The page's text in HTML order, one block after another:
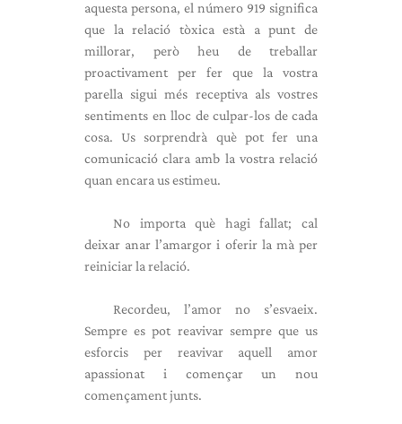
aquesta persona, el número 919 significa
que la relació tòxica està a punt de
millorar, però heu de treballar
proactivament per fer que la vostra
parella sigui més receptiva als vostres
sentiments en lloc de culpar-los de cada
cosa. Us sorprendrà què pot fer una
comunicació clara amb la vostra relació
quan encara us estimeu.
No importa què hagi fallat; cal
deixar anar l’amargor i oferir la mà per
reiniciar la relació.
Recordeu, l’amor no s’esvaeix.
Sempre es pot reavivar sempre que us
esforcis per reavivar aquell amor
apassionat i començar un nou
començament junts.